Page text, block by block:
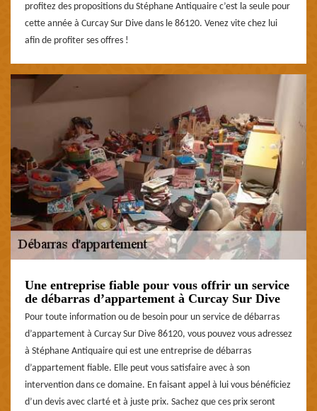
profitez des propositions du Stéphane Antiquaire c’est la seule pour
cette année à Curcay Sur Dive dans le 86120. Venez vite chez lui
afin de profiter ses offres !
Une entreprise fiable pour vous offrir un service
de débarras d’appartement à Curcay Sur Dive
Pour toute information ou de besoin pour un service de débarras
d’appartement à Curcay Sur Dive 86120, vous pouvez vous adressez
à Stéphane Antiquaire qui est une entreprise de débarras
d’appartement fiable. Elle peut vous satisfaire avec à son
intervention dans ce domaine. En faisant appel à lui vous bénéficiez
d’un devis avec clarté et à juste prix. Sachez que ces prix seront